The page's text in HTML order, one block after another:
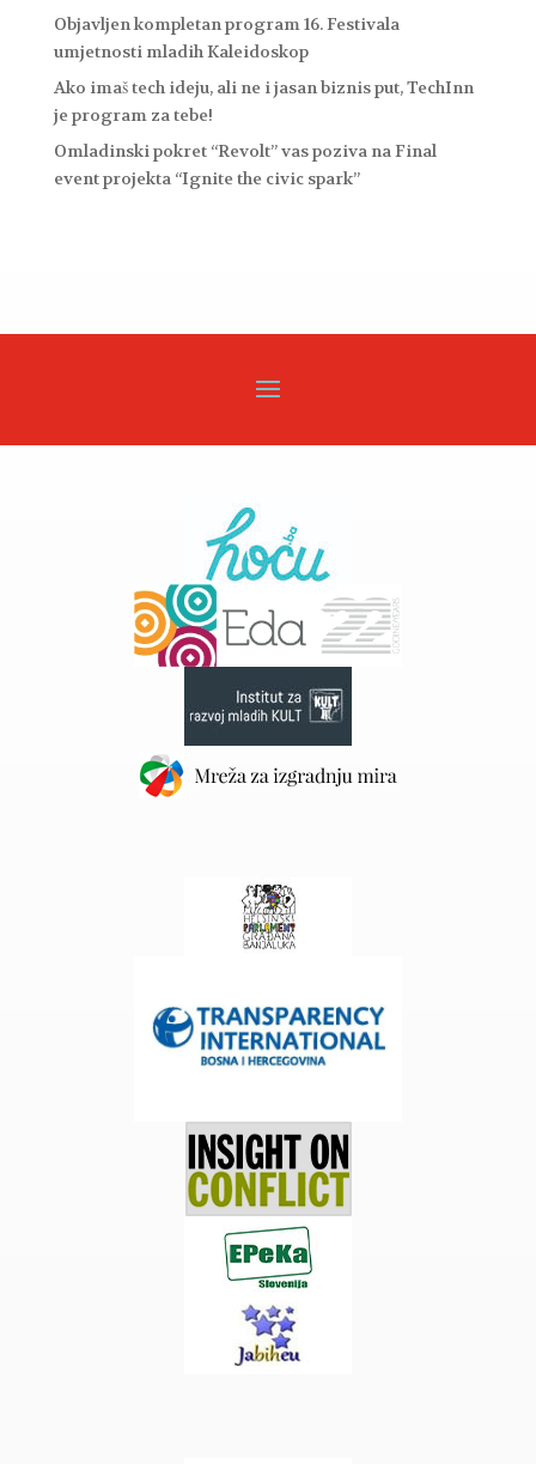
Objavljen kompletan program 16. Festivala
umjetnosti mladih Kaleidoskop
Ako imaš tech ideju, ali ne i jasan biznis put, TechInn
je program za tebe!
Omladinski pokret “Revolt” vas poziva na Final
event projekta “Ignite the civic spark”